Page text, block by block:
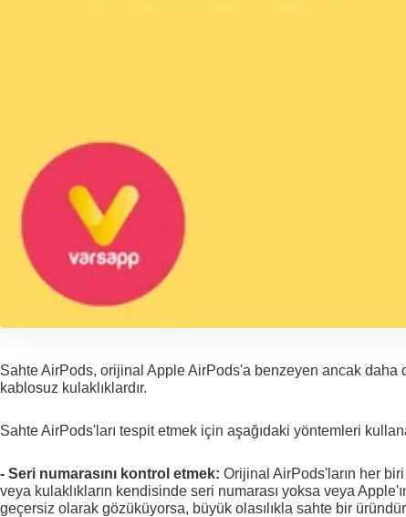
Sahte AirPods, orijinal Apple AirPods'a benzeyen ancak
kablosuz kulaklıklardır.
Sahte AirPods'ları tespit etmek için aşağıdaki yöntemleri
- Seri numarasını kontrol etmek: Orijinal AirPods'ların her
veya kulaklıkların kendisinde seri numarası yoksa veya
geçersiz olarak gözüküyorsa, büyük olasılıkla sahte bir